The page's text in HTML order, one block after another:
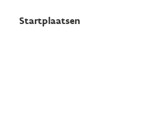
Startplaatsen